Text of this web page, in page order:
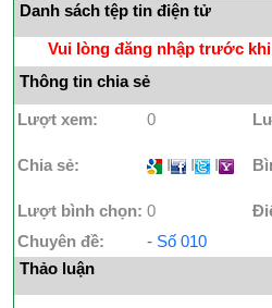
Danh sách tệp tin điện tử
Vui lòng đăng nhập trước
Thông tin chia sẻ
Lượt xem: 0
Chia sẻ: I I I
Lượt bình chọn: 0
Chuyên đề:
- Số 010
Thảo luận